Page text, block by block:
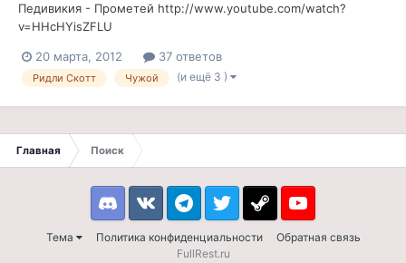
Педивикия - Прометей http://www.youtube.com/watch?
v=HHcHYisZFLU
20 марта, 2012 37 ответов
Ридли Скотт Чужой (и ещё 3 )
Главная Поиск
Тема Политика конфиденциальности Обратная связь
DiscordVK TelegramTwitter Steam Youtube
FullRest.ru